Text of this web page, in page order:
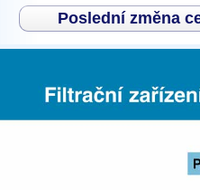
Poslední změna